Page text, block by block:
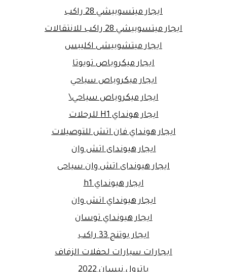
ايجار ميتسوبيشي 28 راكب
ايجار ميتسوبيشي 28 راكب للانتقالات
ايجار ميتشوبيشى اكليبس
ايجار ميكروباص تويوتا
ايجار ميكروباص سياحي
ايجار ميكروباص سياحي\
ايجار هونداي H1 للرحلات
ايجار هونداي فان اتش للتوصيلات
ايجار هيونداى اتش وان
ايجار هيونداى اتش وان سياحى
ايجار هيونداي h1
ايجار هيونداي اتش وان
ايجار هيونداي توسان
ايجار يوتنج 33 راكب
ايجارات سيارات لحفلات الزفاف
باترول نيسان 2022